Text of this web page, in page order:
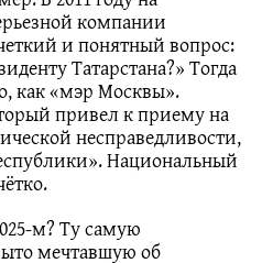
компании
и понятный вопрос:
Татарстана?» Тогда
как «мэр Москвы».
привел к приему на
несправедливости,
Национальный
м? Ту самую
мечтавшую об